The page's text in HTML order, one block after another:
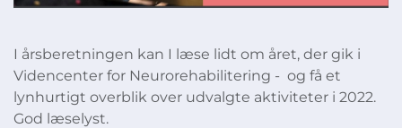
I årsberetningen kan I læse lidt om året, der gik i
Videncenter for Neurorehabilitering - og få et
lynhurtigt overblik over udvalgte aktiviteter i 2022.
God læselyst.